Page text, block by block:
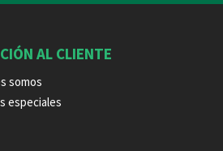
AL CLIENTE
somos
especiales